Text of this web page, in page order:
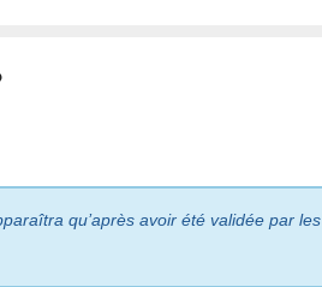
qu’après avoir été validée par les